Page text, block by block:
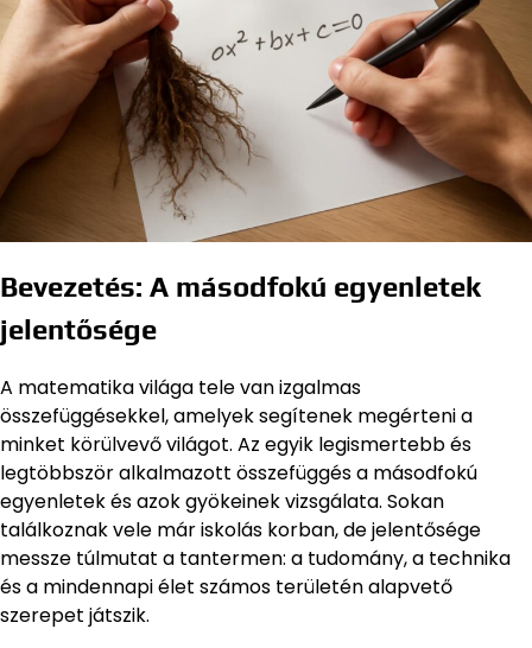
Bevezetés: A másodfokú egyenletek
jelentősége
A matematika világa tele van izgalmas
összefüggésekkel, amelyek segítenek megérteni a
minket körülvevő világot. Az egyik legismertebb és
legtöbbször alkalmazott összefüggés a másodfokú
egyenletek és azok gyökeinek vizsgálata. Sokan
találkoznak vele már iskolás korban, de jelentősége
messze túlmutat a tantermen: a tudomány, a technika
és a mindennapi élet számos területén alapvető
szerepet játszik.